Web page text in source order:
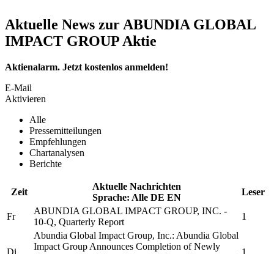
Aktuelle News zur ABUNDIA GLOBAL
IMPACT GROUP Aktie
Aktienalarm. Jetzt kostenlos anmelden!
E-Mail
Aktivieren
Alle
Pressemitteilungen
Empfehlungen
Chartanalysen
Berichte
Zeit
Aktuelle Nachrichten
Sprache: Alle DE EN
Leser
Fr
ABUNDIA GLOBAL IMPACT GROUP, INC. -
10-Q, Quarterly Report
1
Di
Abundia Global Impact Group, Inc.: Abundia Global
Impact Group Announces Completion of Newly
1